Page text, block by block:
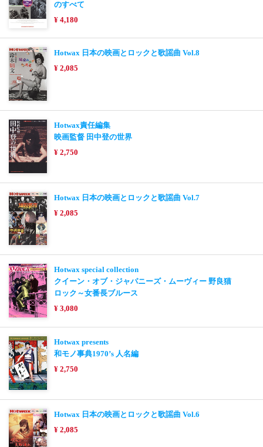
のすべて
¥ 4,180
Hotwax 日本の映画とロックと歌謡曲 Vol.8
¥ 2,085
Hotwax責任編集
映画監督 田中登の世界
¥ 2,750
Hotwax 日本の映画とロックと歌謡曲 Vol.7
¥ 2,085
Hotwax special collection
クイーン・オブ・ジャパニーズ・ムーヴィー 野良猫
ロック～女番長ブルース
¥ 3,080
Hotwax presents
和モノ事典1970’s 人名編
¥ 2,750
Hotwax 日本の映画とロックと歌謡曲 Vol.6
¥ 2,085